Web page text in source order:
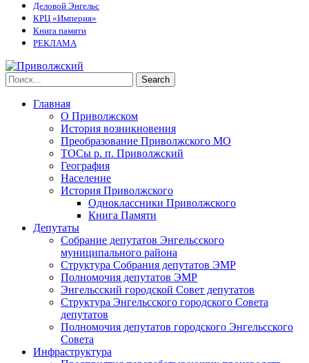
Деловой Энгельс
КРЦ «Империя»
Книга памяти
РЕКЛАМА
Главная
О Приволжском
История возникновения
Преобразование Приволжского МО
ТОСы р. п. Приволжский
География
Население
История Приволжского
Одноклассники Приволжского
Книга Памяти
Депутаты
Собрание депутатов Энгельсского
муниципального района
Структура Собрания депутатов ЭМР
Полномочия депутатов ЭМР
Энгельсский городской Совет депутатов
Структура Энгельсского городского Совета
депутатов
Полномочия депутатов городского Энгельсского
Совета
Инфраструктура